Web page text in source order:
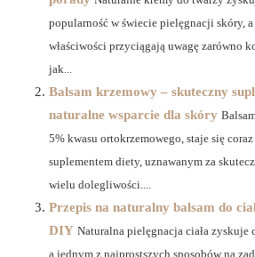
popularność w świecie pielęgnacji skóry,
właściwości przyciągają uwagę zarówno
jak...
Balsam krzemowy – skuteczny
naturalne wsparcie dla skóry
5% kwasu ortokrzemowego, staje się
suplementem diety, uznawanym za
wielu dolegliwości....
Przepis na naturalny balsam do
DIY Naturalna pielęgnacja ciała zyskuje
a jednym z najprostszych sposobów na